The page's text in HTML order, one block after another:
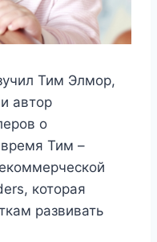
Тим Элмор,
автор
о
Тим –
которая
развивать